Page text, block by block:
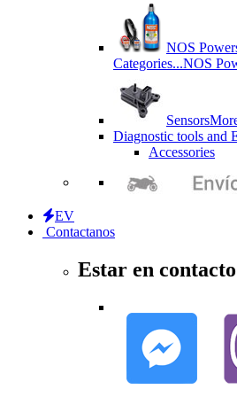
NOS
Categories...NOS
Sensors
Diagnostic tools and
Accessories
EV
Contactanos
Estar en